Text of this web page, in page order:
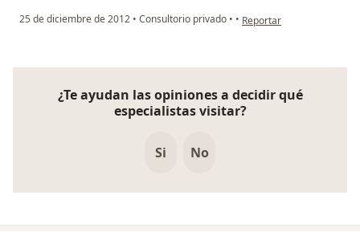
25 de diciembre de 2012 • Consultorio privado • • en opinión del usuario
Reportar
¿Te ayudan las opiniones a decidir qué
especialistas visitar?
Si No